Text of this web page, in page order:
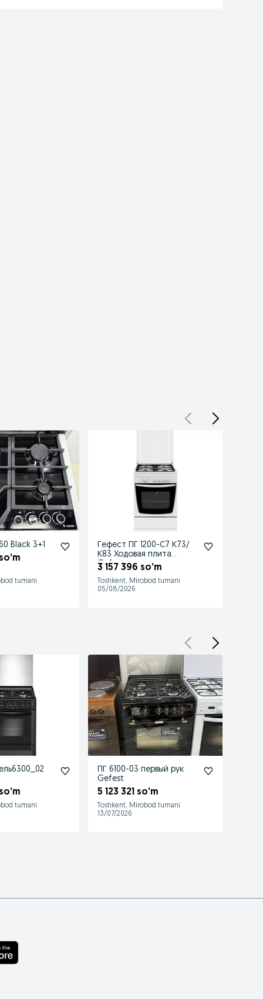
Black 3+1
tumani
Гефест ПГ 1200-С7 К73/
К83 Ходовая плита
Gefest
3 157 396 so’m
Toshkent, Mirobod tumani
05/08/2026
tumani
ПГ 6100-03 первый рук
Gefest
5 123 321 so’m
Toshkent, Mirobod tumani
13/07/2026